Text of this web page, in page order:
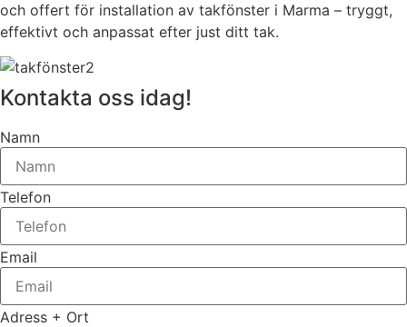
och offert för installation av takfönster i Marma – tryggt,
effektivt och anpassat efter just ditt tak.
Kontakta oss idag!
Namn
Telefon
Email
Adress + Ort